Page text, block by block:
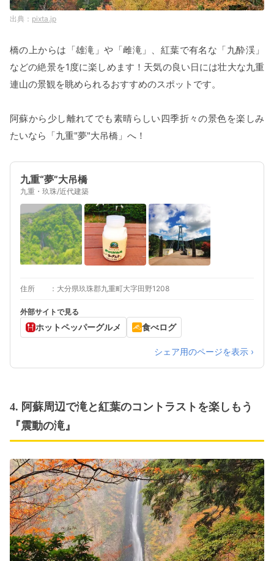
pixta.jp
橋の上からは「雄滝」や「雌滝」、紅葉で有名な「九酔渓」
などの絶景を1度に楽しめます！天気の良い日には壮大な九重
連山の景観を眺められるおすすめのスポットです。
阿蘇から少し離れてでも素晴らしい四季折々の景色を楽しみ
たいなら「九重"夢"大吊橋」へ！
九重“夢”大吊橋
九重・玖珠/近代建築
住所 大分県玖珠郡九重町大字田野1208
外部サイトで見る
ホットペッパーグルメ 食べログ
シェア用のページを表示 ›
4. 阿蘇周辺で滝と紅葉のコントラストを楽しもう
『震動の滝』